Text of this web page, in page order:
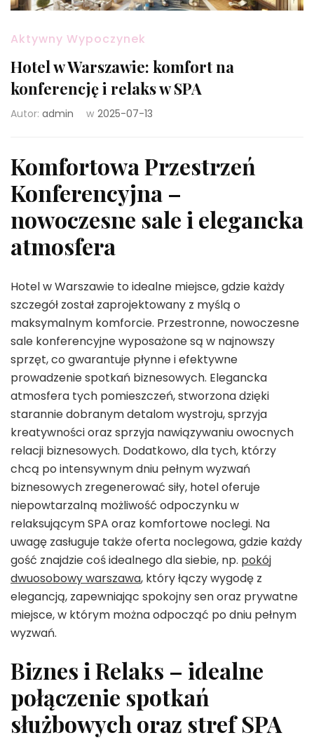
Aktywny Wypoczynek
Hotel w Warszawie: komfort na
konferencję i relaks w SPA
Autor: admin w 2025-07-13
Komfortowa Przestrzeń
Konferencyjna –
nowoczesne sale i elegancka
atmosfera
Hotel w Warszawie to idealne miejsce, gdzie każdy
szczegół został zaprojektowany z myślą o
maksymalnym komforcie. Przestronne, nowoczesne
sale konferencyjne wyposażone są w najnowszy
sprzęt, co gwarantuje płynne i efektywne
prowadzenie spotkań biznesowych. Elegancka
atmosfera tych pomieszczeń, stworzona dzięki
starannie dobranym detalom wystroju, sprzyja
kreatywności oraz sprzyja nawiązywaniu owocnych
relacji biznesowych. Dodatkowo, dla tych, którzy
chcą po intensywnym dniu pełnym wyzwań
biznesowych zregenerować siły, hotel oferuje
niepowtarzalną możliwość odpoczynku w
relaksującym SPA oraz komfortowe noclegi. Na
uwagę zasługuje także oferta noclegowa, gdzie każdy
gość znajdzie coś idealnego dla siebie, np. pokój
dwuosobowy warszawa, który łączy wygodę z
elegancją, zapewniając spokojny sen oraz prywatne
miejsce, w którym można odpocząć po dniu pełnym
wyzwań.
Biznes i Relaks – idealne
połączenie spotkań
służbowych oraz stref SPA